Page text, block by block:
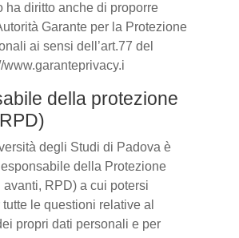
ha diritto anche di proporre
Garante per la Protezione
ai sensi dell’art.77 del
www.garanteprivacy.i
della protezione
degli Studi di Padova è
della Protezione
avanti, RPD) a cui potersi
le questioni relative al
propri dati personali e per